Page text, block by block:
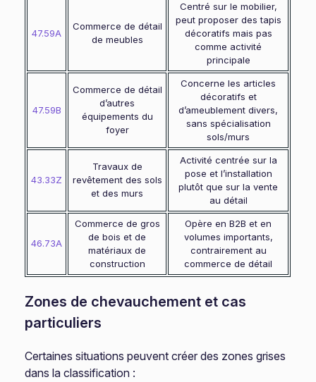
47.59A
Commerce de détail
de meubles
Centré sur le mobilier,
peut proposer des tapis
décoratifs mais pas
comme activité
principale
47.59B
Commerce de détail
d’autres
équipements du
foyer
Concerne les articles
décoratifs et
d’ameublement divers,
sans spécialisation
sols/murs
43.33Z
Travaux de
revêtement des sols
et des murs
Activité centrée sur la
pose et l’installation
plutôt que sur la vente
au détail
46.73A
Commerce de gros
de bois et de
matériaux de
construction
Opère en B2B et en
volumes importants,
contrairement au
commerce de détail
Zones de chevauchement et cas
particuliers
Certaines situations peuvent créer des zones grises
dans la classification :